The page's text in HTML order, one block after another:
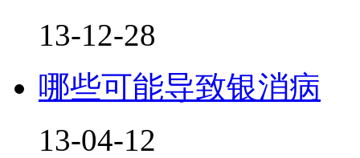
13-12-28
哪些可能导致银消病
13-04-12